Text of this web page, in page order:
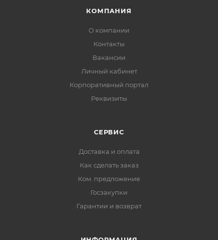
КОМПАНИЯ
О компании
Контакты
Вакансии
Личный кабинет
Корпоративный портал
Реквизиты
СЕРВИС
Доставка и оплата
Как сделать заказ
Ком. предложение
Госзакупки
Гарантии и возврат